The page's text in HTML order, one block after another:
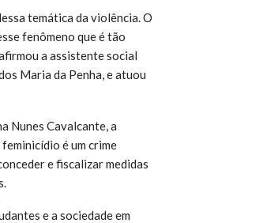
temática da violência. O
fenômeno que é tão
a assistente social
Maria da Penha, e atuou
Nunes Cavalcante, a
é um crime
e fiscalizar medidas
e a sociedade em